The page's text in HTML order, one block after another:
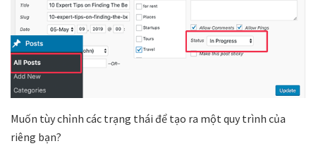
Muốn tùy chỉnh các trạng thái để tạo ra một quy trình của
riêng bạn?